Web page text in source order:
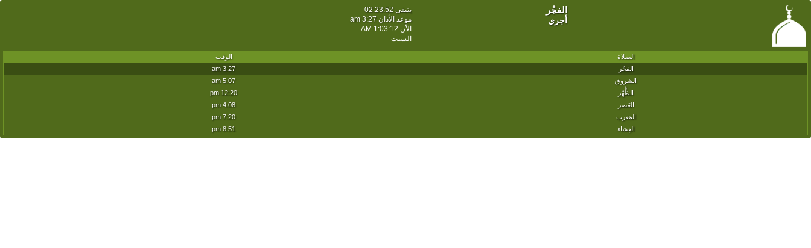
الفجْر
أجري
يتبقى 02:23:52
موعد الأذان 3:27 am
الأن 1:03:12 AM
السبت
الصلاة
الوقت
الفجْر
3:27 am
الشروق
5:07 am
الظُّهْر
12:20 pm
العَصر
4:08 pm
المَغرب
7:20 pm
العِشاء
8:51 pm